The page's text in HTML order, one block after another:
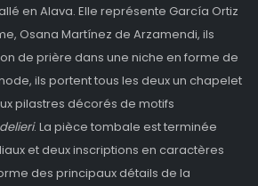
en Alava. Elle représente García Ortiz
Osana Martínez de Arzamendi, ils
de prière dans une niche en forme de
ils portent tous les deux un chapelet
pilastres décorés de motifs
. La pièce tombale est terminée
et deux inscriptions en caractères
des principaux détails de la